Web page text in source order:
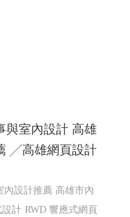
與室內設計 高雄
╱高雄網頁設計
內設計推薦 高雄市內
設計 RWD 響應式網頁